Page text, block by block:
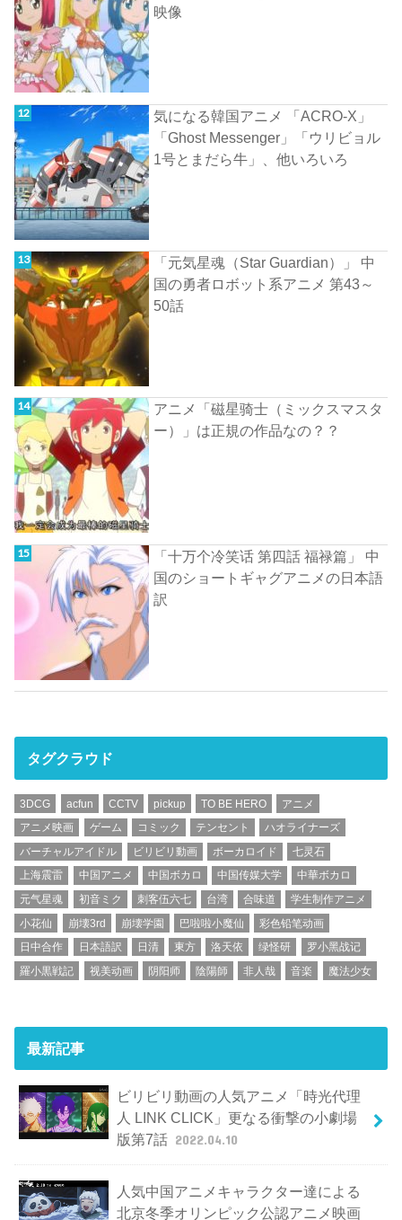
映像
気になる韓国アニメ 「ACRO-X」
「Ghost Messenger」「ウリビョル
1号とまだら牛」、他いろいろ
「元気星魂（Star Guardian）」 中
国の勇者ロボット系アニメ 第43～
50話
アニメ「磁星骑士（ミックスマスタ
ー）」は正規の作品なの？？
「十万个冷笑话 第四話 福禄篇」 中
国のショートギャグアニメの日本語
訳
タグクラウド
3DCG acfun CCTV pickup TO BE HERO
アニメ
アニメ映画
ゲーム コミック テンセント
ハオライナーズ
バーチャルアイドル
ビリビリ動画 ボーカロイド
七灵石
上海震雷
中国アニメ 中国ボカロ 中国传媒大学
中華ボカロ
元气星魂
初音ミク 刺客伍六七 台湾 合味道
学生制作アニメ
小花仙
崩壊3rd 崩壊学園 巴啦啦小魔仙
彩色铅笔动画
日中合作
日本語訳 日清 東方 洛天依 绿怪研
罗小黑战记
羅小黒戦記
视美动画 阴阳师 陰陽師 非人哉 音楽 魔法少女
最新記事
ビリビリ動画の人気アニメ「時光代理
人 LINK CLICK」更なる衝撃の小劇場
版第7話 2022.04.10
人気中国アニメキャラクター達による
北京冬季オリンピック公認アニメ映画